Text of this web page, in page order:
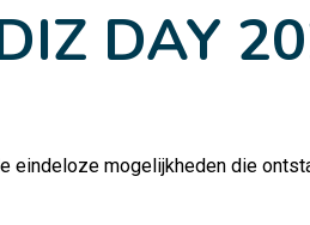
DAY
eindeloze mogelijkheden die